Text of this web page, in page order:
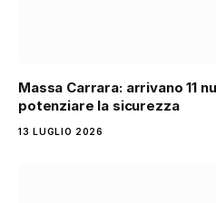
Massa Carrara: arrivano 11
potenziare la sicurezza
13 LUGLIO 2026